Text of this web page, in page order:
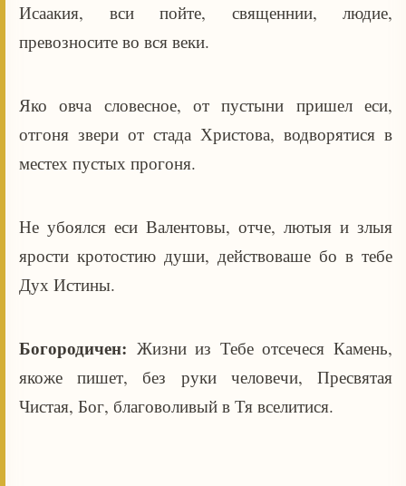
Исаакия, вси пойте, священнии, людие,
превозносите во вся веки.
Яко овча словесное, от пустыни пришел еси,
отгоня звери от стада Христова, водворятися в
местех пустых прогоня.
Не убоялся еси Валентовы, отче, лютыя и злыя
ярости кротостию души, действоваше бо в тебе
Дух Истины.
Богородичен: Жизни из Тебе отсечеся Камень,
якоже пишет, без руки человечи, Пресвятая
Чистая, Бог, благоволивый в Тя вселитися.